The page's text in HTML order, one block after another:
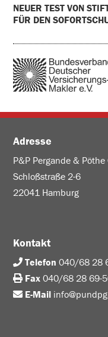
NEUER TEST VON
FÜR DEN
Adresse
P&P Pergande & Pöthe
Schloßstraße 2-6
22041 Hamburg
Kontakt
Telefon 040/68 28
Fax 040/68 28 69-
E-Mail